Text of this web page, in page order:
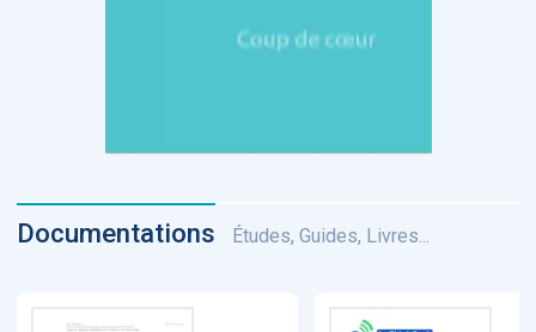
Documentations Études, Guides, Livres...